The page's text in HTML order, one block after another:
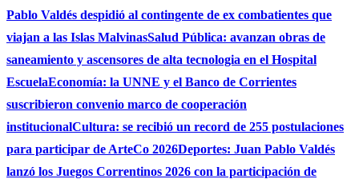
Pablo Valdés despidió al contingente de ex combatientes que
viajan a las Islas MalvinasSalud Pública: avanzan obras de
saneamiento y ascensores de alta tecnologia en el Hospital
EscuelaEconomía: la UNNE y el Banco de Corrientes
suscribieron convenio marco de cooperación
institucionalCultura: se recibió un record de 255 postulaciones
para participar de ArteCo 2026Deportes: Juan Pablo Valdés
lanzó los Juegos Correntinos 2026 con la participación de